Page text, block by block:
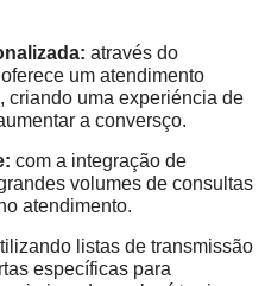
através do
um atendimento
criando uma experiéncia de
a conversço.
com a integração de
volumes de consultas
atendimento.
listas de transmissão
específicas para